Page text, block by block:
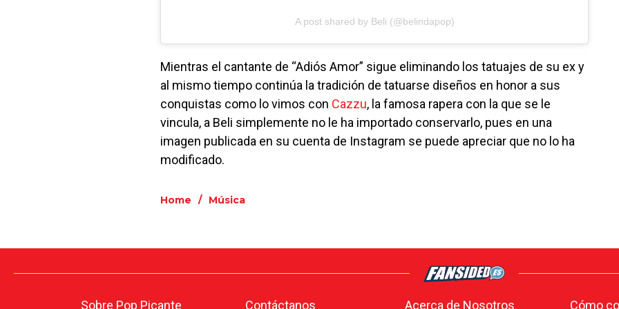
A post shared by Beli (@belindapop)
Mientras el cantante de “Adiós Amor” sigue eliminando los tatuajes de su ex y
al mismo tiempo continúa la tradición de tatuarse diseños en honor a sus
conquistas como lo vimos con Cazzu, la famosa rapera con la que se le
vincula, a Beli simplemente no le ha importado conservarlo, pues en una
imagen publicada en su cuenta de Instagram se puede apreciar que no lo ha
modificado.
Home / Música
Sobre Pop Picante Contáctanos Acerca de Nosotros Cómo